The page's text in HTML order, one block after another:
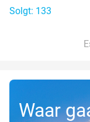
Solgt: 133
Waar